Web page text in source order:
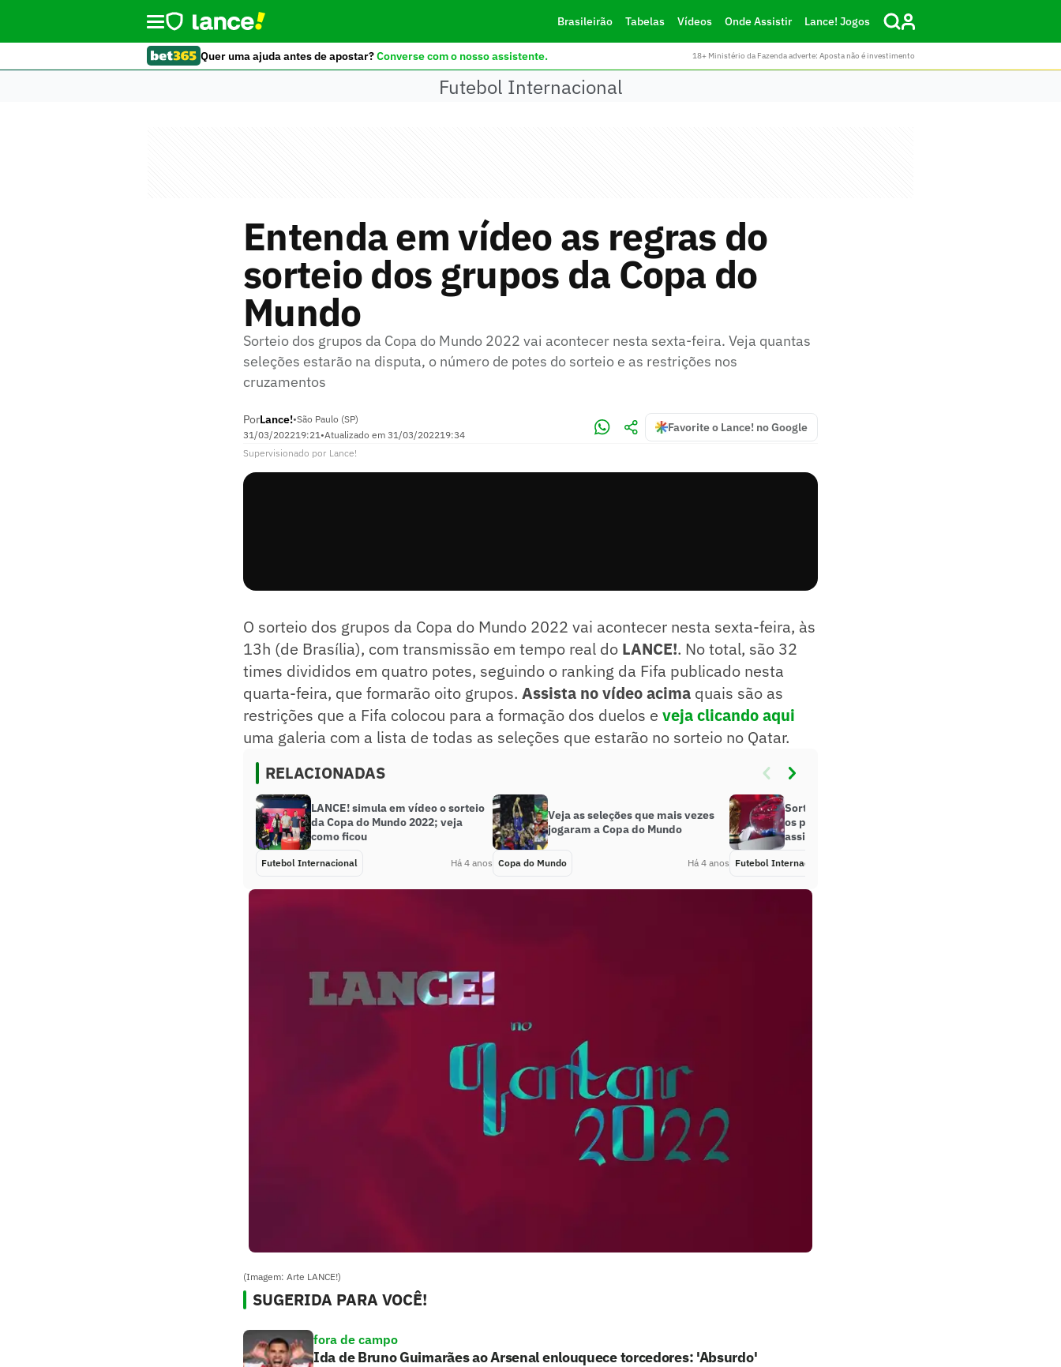
Brasileirão Tabelas Vídeos Onde Assistir Lance! Jogos
Quer uma ajuda antes de apostar?Converse com o nosso assistente. 18+ Ministério da Fazenda adverte: Aposta não é investimento
Futebol Internacional
Entenda em vídeo as regras do
sorteio dos grupos da Copa do
Mundo
Sorteio dos grupos da Copa do Mundo 2022 vai acontecer nesta sexta-feira. Veja quantas
seleções estarão na disputa, o número de potes do sorteio e as restrições nos
cruzamentos
PorLance!•São Paulo (SP)
31/03/202219:21•Atualizado em 31/03/202219:34
Favorite o Lance! no Google
Supervisionado por Lance!
O sorteio dos grupos da Copa do Mundo 2022 vai acontecer nesta sexta-feira, às
13h (de Brasília), com transmissão em tempo real do LANCE!. No total, são 32
times divididos em quatro potes, seguindo o ranking da Fifa publicado nesta
quarta-feira, que formarão oito grupos. Assista no vídeo acima quais são as
restrições que a Fifa colocou para a formação dos duelos e veja clicando aqui
uma galeria com a lista de todas as seleções que estarão no sorteio no Qatar.
RELACIONADAS
LANCE! simula em vídeo o sorteio
da Copa do Mundo 2022; veja
como ficou
Futebol Internacional Há 4 anos
Veja as seleções que mais vezes
jogaram a Copa do Mundo
Copa do Mundo Há 4 anos
Sorteio da Copa do Mundo: saiba
os potes de cada seleção e onde
assistir
Futebol Internacional
(Imagem: Arte LANCE!)
SUGERIDA PARA VOCÊ!
fora de campo
Ida de Bruno Guimarães ao Arsenal enlouquece torcedores: 'Absurdo'